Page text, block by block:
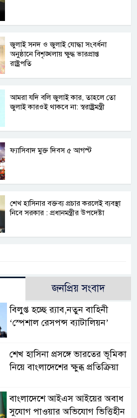
জুলাই সনদ ও জুলাই যোদ্ধা সংবর্ধনা
অনুষ্ঠানে বিশৃঙ্খলায় ক্ষুদ্ধ ভারপ্রাপ্ত
রাষ্ট্রপতি
আমরা যদি বলি জুলাই কার, তাহলে তো
জুলাই কারওই থাকবে না: স্বরাষ্ট্রমন্ত্রী
ফ্যাসিবাদ মুক্ত দিবস ৫ আগস্ট
শেখ হাসিনার বক্তব্য প্রচার করলেই ব্যবস্থা
নিবে সরকার : প্রধানমন্ত্রীর উপদেষ্টা
জনপ্রিয় সংবাদ
বিলুপ্ত হচ্ছে র‍্যাব,নতুন বাহিনী
‘স্পেশাল রেসপন্স ব্যাটালিয়ন’
শেখ হাসিনা প্রসঙ্গে ভারতের ভূমিকা
নিয়ে বাংলাদেশের ক্ষুব্ধ প্রতিক্রিয়া
বাংলাদেশে আইএস আইয়ের অবাধ
সুযোগ পাওয়ার অভিযোগ ভিত্তিহীন